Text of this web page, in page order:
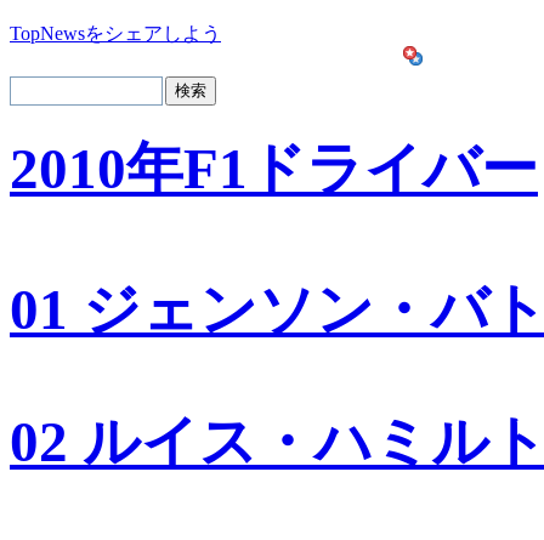
TopNewsをシェアしよう
2010年F1ドライバー
01 ジェンソン・バ
02 ルイス・ハミル